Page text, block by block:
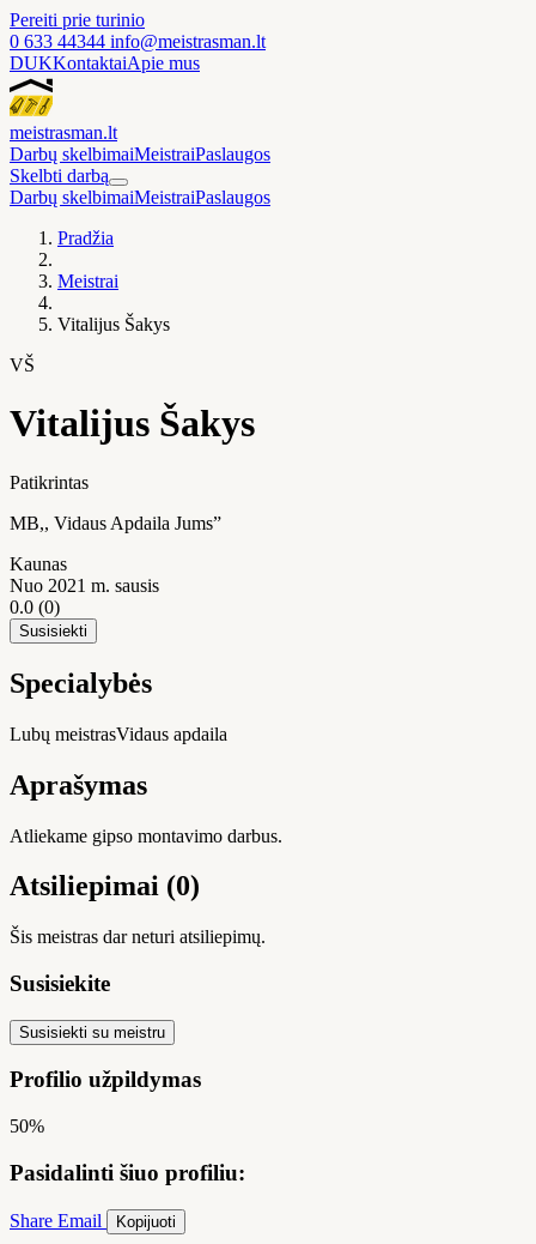
Pereiti prie turinio
0 633 44344 info@meistrasman.lt
DUKKontaktaiApie mus
meistrasman.lt
Darbų skelbimaiMeistraiPaslaugos
Skelbti darbą
Darbų skelbimaiMeistraiPaslaugos
Pradžia
Meistrai
Vitalijus Šakys
VŠ
Vitalijus Šakys
Patikrintas
MB,, Vidaus Apdaila Jums”
Kaunas
Nuo 2021 m. sausis
0.0 (0)
Susisiekti
Specialybės
Lubų meistrasVidaus apdaila
Aprašymas
Atliekame gipso montavimo darbus.
Atsiliepimai (0)
Šis meistras dar neturi atsiliepimų.
Susisiekite
Susisiekti su meistru
Profilio užpildymas
50%
Pasidalinti šiuo profiliu:
Share Email Kopijuoti